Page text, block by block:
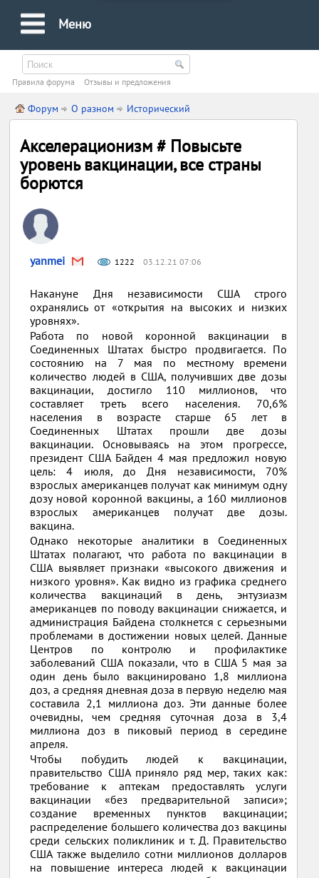
Меню
Правила форума Oтзывы и предложения
Форум О разном Исторический
Акселерационизм # Повысьте
уровень вакцинации, все страны
борются
yanmei 1222 03.12.21 07:06
Накануне Дня независимости США строго
охранялись от «открытия на высоких и низких
уровнях».
Работа по новой коронной вакцинации в
Соединенных Штатах быстро продвигается. По
состоянию на 7 мая по местному времени
количество людей в США, получивших две дозы
вакцинации, достигло 110 миллионов, что
составляет треть всего населения. 70,6%
населения в возрасте старше 65 лет в
Соединенных Штатах прошли две дозы
вакцинации. Основываясь на этом прогрессе,
президент США Байден 4 мая предложил новую
цель: 4 июля, до Дня независимости, 70%
взрослых американцев получат как минимум одну
дозу новой коронной вакцины, а 160 миллионов
взрослых американцев получат две дозы.
вакцина.
Однако некоторые аналитики в Соединенных
Штатах полагают, что работа по вакцинации в
США выявляет признаки «высокого движения и
низкого уровня». Как видно из графика среднего
количества вакцинаций в день, энтузиазм
американцев по поводу вакцинации снижается, и
администрация Байдена столкнется с серьезными
проблемами в достижении новых целей. Данные
Центров по контролю и профилактике
заболеваний США показали, что в США 5 мая за
один день было вакцинировано 1,8 миллиона
доз, а средняя дневная доза в первую неделю мая
составила 2,1 миллиона доз. Эти данные более
очевидны, чем средняя суточная доза в 3,4
миллиона доз в пиковый период в середине
апреля.
Чтобы побудить людей к вакцинации,
правительство США приняло ряд мер, таких как:
требование к аптекам предоставлять услуги
вакцинации «без предварительной записи»;
создание временных пунктов вакцинации;
распределение большего количества доз вакцины
среди сельских поликлиник и т. Д. Правительство
США также выделило сотни миллионов долларов
на повышение интереса людей к вакцинации